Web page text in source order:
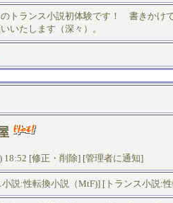
トランス小説初体験です！ 書きかけ
いたします（深々）。
18:52 [修正・削除] [管理者に通知]
小説:性転換小説（MtF)] [ トランス小説: